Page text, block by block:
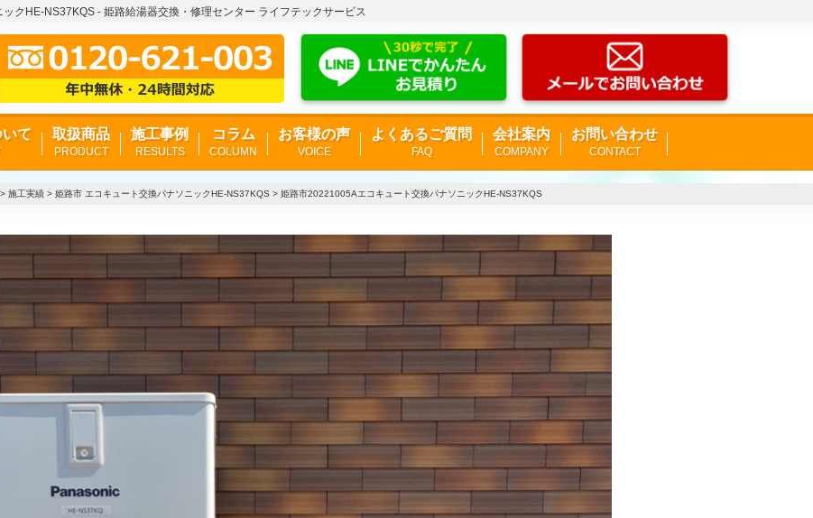
クHE-NS37KQS - 姫路給湯器交換・修理センター ライフテックサービス
て 取扱商品
PRODUCT
施工事例
RESULTS
コラム
COLUMN
お客様の声
VOICE
よくあるご質問
FAQ
会社案内
COMPANY
お問い合わせ
CONTACT
> 施工実績 > 姫路市 エコキュート交換パナソニックHE-NS37KQS > 姫路市20221005Aエコキュート交換パナソニックHE-NS37KQS